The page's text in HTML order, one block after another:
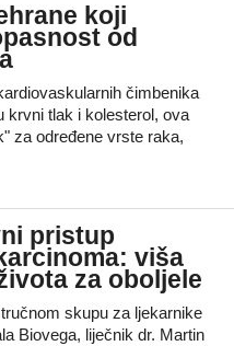
koji
od
čimbenika
krvni tlak i kolesterol, ova
za određene vrste raka,
pristup
viša
za oboljele
skupu za ljekarnike
Biovega, liječnik dr. Martin